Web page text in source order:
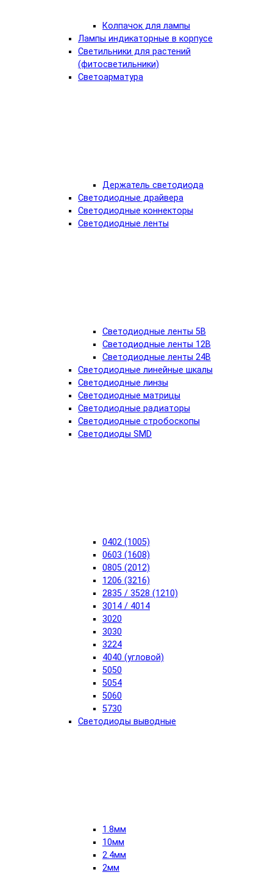
Колпачок для лампы
Лампы индикаторные в корпусе
Светильники для растений
(фитосветильники)
Светоарматура
Держатель светодиода
Светодиодные драйвера
Светодиодные коннекторы
Светодиодные ленты
Светодиодные ленты 5В
Светодиодные ленты 12В
Светодиодные ленты 24В
Светодиодные линейные шкалы
Светодиодные линзы
Светодиодные матрицы
Светодиодные радиаторы
Светодиодные стробоскопы
Светодиоды SMD
0402 (1005)
0603 (1608)
0805 (2012)
1206 (3216)
2835 / 3528 (1210)
3014 / 4014
3020
3030
3224
4040 (угловой)
5050
5054
5060
5730
Светодиоды выводные
1.8мм
10мм
2.4мм
2мм